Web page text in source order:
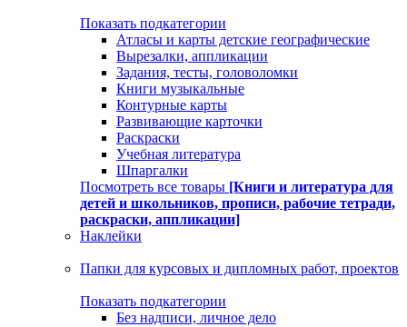
Показать подкатегории
Атласы и карты детские географические
Вырезалки, аппликации
Задания, тесты, головоломки
Книги музыкальные
Контурные карты
Развивающие карточки
Раскраски
Учебная литература
Шпаргалки
Посмотреть все товары [Книги и литература для
детей и школьников, прописи, рабочие тетради,
раскраски, аппликации]
Наклейки
Папки для курсовых и дипломных работ, проектов
Показать подкатегории
Без надписи, личное дело